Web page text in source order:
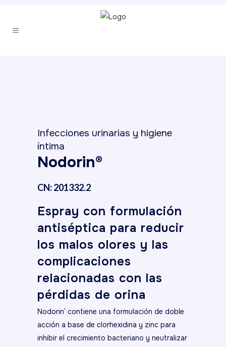
Infecciones urinarias y higiene
íntima
Nodorin®
CN: 201332.2
Espray con formulación
antiséptica para reducir
los malos olores y las
complicaciones
relacionadas con las
pérdidas de orina
Nodorin® contiene una formulación de doble
acción a base de clorhexidina y zinc para
inhibir el crecimiento bacteriano y neutralizar